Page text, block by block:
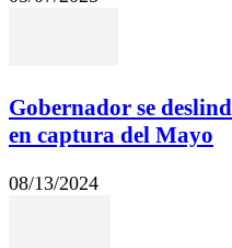
Gobernador se
en captura del Mayo
08/13/2024